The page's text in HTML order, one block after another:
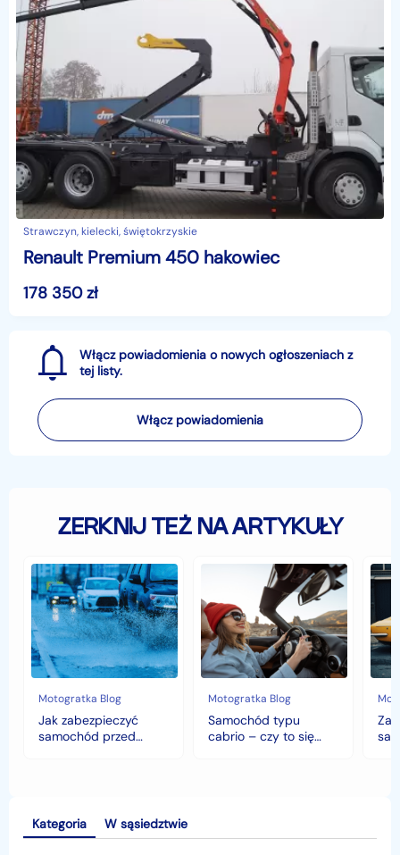
Strawczyn, kielecki, świętokrzyskie
Renault Premium 450 hakowiec
178 350zł
Włącz powiadomienia o nowych ogłoszeniach z
tej listy.
Włącz powiadomienia
ZERKNIJ TEŻ NA ARTYKUŁY
Jak
zabezpieczyć
samochód
przed
jesiennymi
chłodami
i
deszczem?
Motogratka Blog
Jak zabezpieczyć
samochód przed
Samochód
cabrio
–
czy
to
się
opłaca
w
polskim
klimacie?
Motogratka Blog
Samochód typu
cabrio – czy to się
czyli
Kategoria W sąsiedztwie